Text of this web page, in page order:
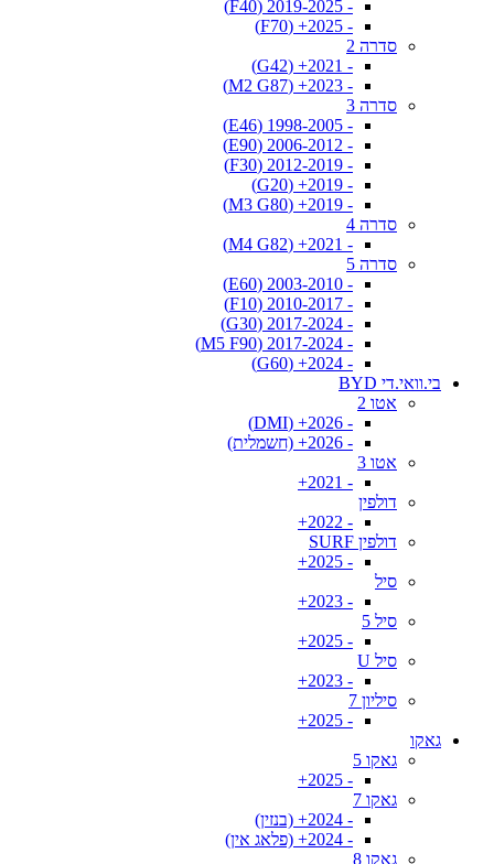
- 2019-2025 (F40)
- 2025+ (F70)
סדרה 2
- 2021+ (G42)
- 2023+ (M2 G87)
סדרה 3
- 1998-2005 (E46)
- 2006-2012 (E90)
- 2012-2019 (F30)
- 2019+ (G20)
- 2019+ (M3 G80)
סדרה 4
- 2021+ (M4 G82)
סדרה 5
- 2003-2010 (E60)
- 2010-2017 (F10)
- 2017-2024 (G30)
- 2017-2024 (M5 F90)
- 2024+ (G60)
בי.וואי.די BYD
אטו 2
- 2026+ (DMI)
- 2026+ (חשמלית)
אטו 3
- 2021+
דולפין
- 2022+
דולפין SURF
- 2025+
סיל
- 2023+
סיל 5
- 2025+
סיל U
- 2023+
סיליון 7
- 2025+
גאקו
גאקו 5
- 2025+
גאקו 7
- 2024+ (בנזין)
- 2024+ (פלאג אין)
גאקו 8